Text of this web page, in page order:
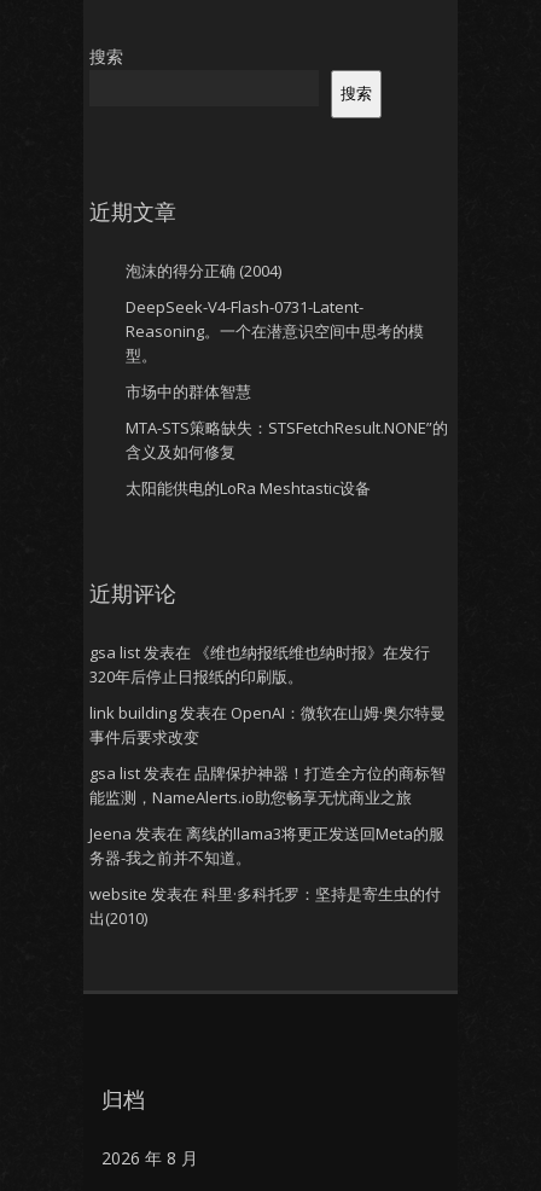
搜索
搜索
近期文章
泡沫的得分正确 (2004)
DeepSeek-V4-Flash-0731-Latent-
Reasoning。一个在潜意识空间中思考的模
型。
市场中的群体智慧
MTA-STS策略缺失：STSFetchResult.NONE”的
含义及如何修复
太阳能供电的LoRa Meshtastic设备
近期评论
gsa list发表在
《维也纳报纸维也纳时报》在发行
320年后停止日报纸的印刷版。
link building发表在 OpenAI：微软在山姆·奥尔特曼
事件后要求改变
gsa list发表在 品牌保护神器！打造全方位的商标智
能监测，NameAlerts.io助您畅享无忧商业之旅
Jeena 发表在 离线的llama3将更正发送回Meta的服
务器-我之前并不知道。
website 发表在 科里·多科托罗：坚持是寄生虫的付
出(2010)
归档
2026 年 8 月